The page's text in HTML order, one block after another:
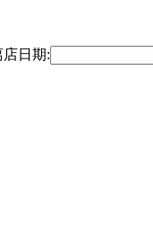
店日期: